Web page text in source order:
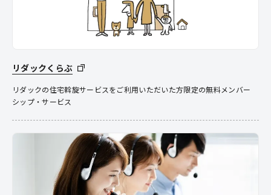
リダックくらぶ
リダックの住宅斡旋サービスをご利用いただいた方限定の無料メンバー
シップ・サービス